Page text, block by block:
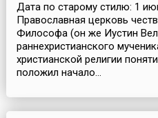
Дата по старому стилю: 1
Православная церковь
Философа (он же Иустин
раннехристианского
христианской религии
положил начало...